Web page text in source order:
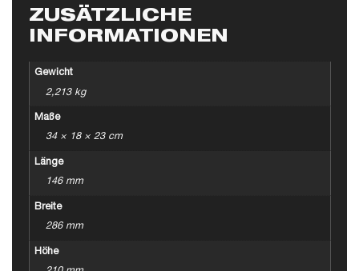
ZUSÄTZLICHE
INFORMATIONEN
Gewicht
2,213 kg
Maße
34 × 18 × 23 cm
Länge
146 mm
Breite
286 mm
Höhe